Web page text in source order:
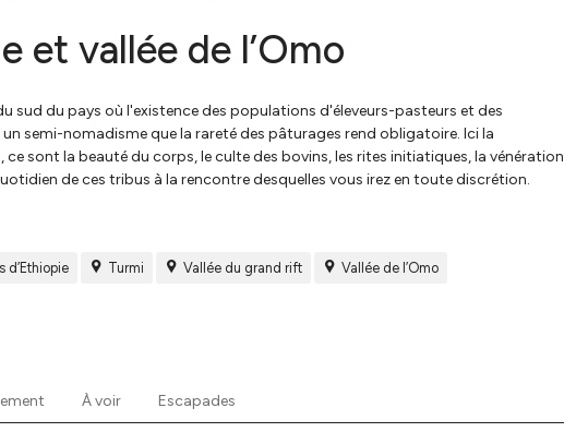
et vallée de l’Omo
sud du pays où l'existence des populations d'éleveurs-pasteurs et des
semi-nomadisme que la rareté des pâturages rend obligatoire. Ici la
ce sont la beauté du corps, le culte des bovins, les rites initiatiques, la vénération
de ces tribus à la rencontre desquelles vous irez en toute discrétion.
d’Ethiopie Turmi Vallée du grand rift Vallée de l’Omo
À voir Escapades